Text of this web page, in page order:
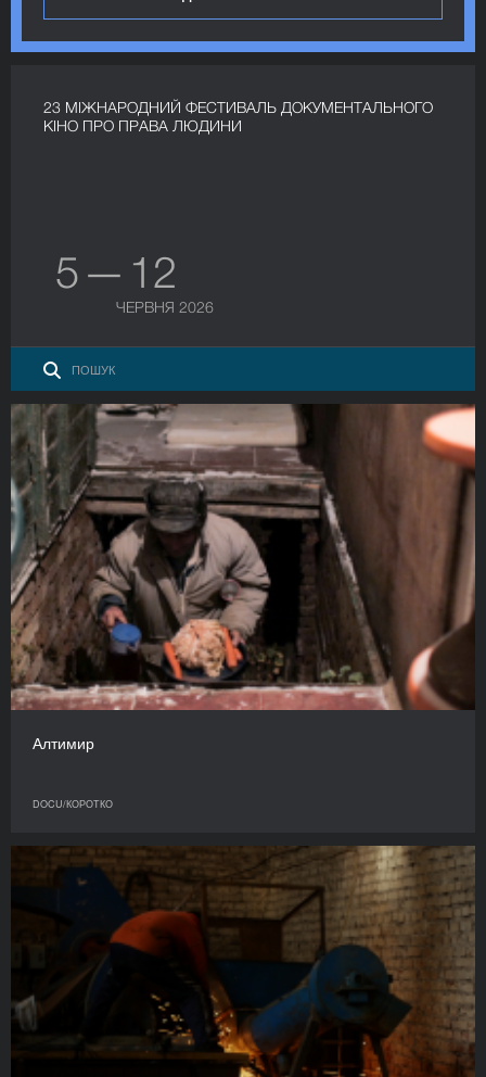
23 МІЖНАРОДНИЙ ФЕСТИВАЛЬ ДОКУМЕНТАЛЬНОГО
КІНО ПРО ПРАВА ЛЮДИНИ
5 — 12
ЧЕРВНЯ 2026
Алтимир
DOCU/КОРОТКО